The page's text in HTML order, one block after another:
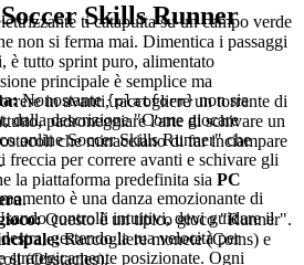
ti catapulta su un campo verde
non si ferma mai. Dimentica i passaggi
è tutto sprint puro, alimentato
principale è semplice ma
in avanti, raccogliere un torrente di
padroneggiare l'arte di schivare un
che minacciano di far inciampare
è una danza emozionante di
controlli intuitivi, devi guidare il
gestendo la tua velocità per
strategicamente posizionate. Ogni
Skills Runner
Nonostante {platform}non sia
dalla descrizione "Come giocare
online Soccer Skills Runner" che
freccia per correre avanti e schivare gli
la piattaforma predefinita sia PC
.
Questo è un tipico gioco "Runner".
Raccogliere monete (Coins) e
(Obstacles).